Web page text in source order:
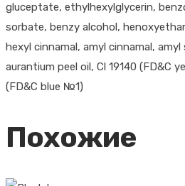
gluceptate, ethylhexylglycerin,
sorbate, benzy alcohol,
hexyl cinnamal, amyl cinnamal,
aurantium peel oil, Cl 19140 (FD&C
(FD&C blue №1)
Похожие